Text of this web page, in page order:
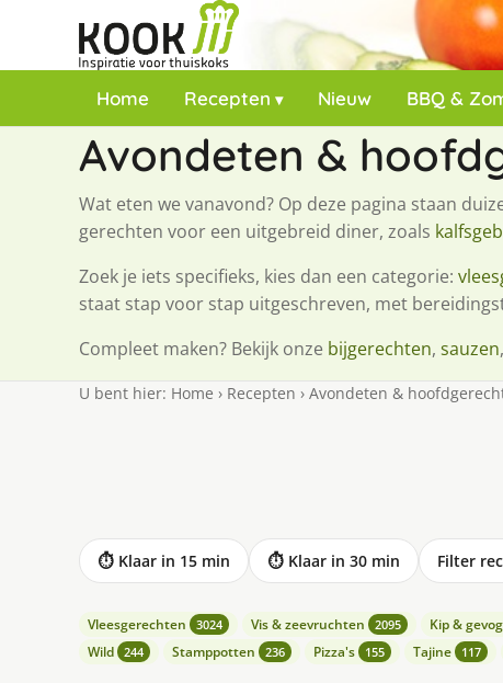
Home Recepten Nieuw BBQ &
Avondeten &
Wat eten we vanavond? Op deze pagina staan
gerechten voor een uitgebreid diner, zoals
Zoek je iets specifieks, kies dan een categorie:
staat stap voor stap uitgeschreven, met
Compleet maken? Bekijk onze bijgerechten, sauzen,
U bent hier: Home › Recepten › Avondeten &
⏱ Klaar in 15 min ⏱ Klaar in 30 min Filter
Vleesgerechten 3024 Vis & zeevruchten 2095 Kip &
Wild 244 Stamppotten 236 Pizza's 155 Tajine 117